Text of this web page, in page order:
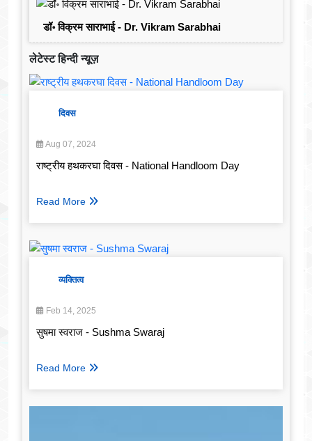
डॉ॰ विक्रम साराभाई - Dr. Vikram Sarabhai
लेटेस्ट हिन्दी न्यूज़
दिवस
Aug 07, 2024
राष्ट्रीय हथकरघा दिवस - National Handloom Day
Read More
व्यक्तित्व
Feb 14, 2025
सुषमा स्वराज - Sushma Swaraj
Read More